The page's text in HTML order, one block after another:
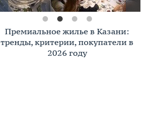
Премиальное жилье в Казани:
тренды, критерии, покупатели в
2026 году